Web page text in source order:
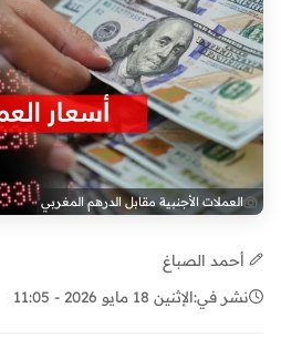
العملات الأجنبية مقابل الدرهم المغربي
أحمد الصباغ
نشر في:الإثنين 18 مايو 2026 - 11:05